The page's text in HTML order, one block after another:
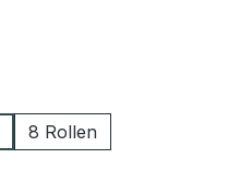
8 Rollen